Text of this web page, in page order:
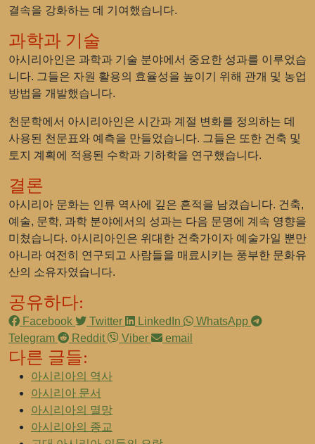
결속을 강화하는 데 기여했습니다.
과학과 기술
아시리아인은 과학과 기술 분야에서 중요한 성과를 이루었습
니다. 그들은 자원 활용의 효율성을 높이기 위해 관개 및 농업
방법을 개발했습니다.
천문학에서 아시리아인은 시간과 계절 변화를 정의하는 데
사용된 천문표와 예측을 만들었습니다. 그들은 또한 건축 및
토지 계획에 적용된 수학과 기하학을 연구했습니다.
결론
아시리아 문화는 인류 역사에 깊은 흔적을 남겼습니다. 건축,
예술, 문학, 과학 분야에서의 성과는 다음 문명에 계속 영향을
미쳤습니다. 아시리아인은 위대한 건축가이자 예술가일 뿐만
아니라 여전히 연구되고 사람들을 매료시키는 풍부한 문화유
산의 소유자였습니다.
공유하다:
Facebook Twitter LinkedIn
WhatsApp
Telegram
Reddit Viber email
다른 글들:
아시리아의 역사
아시리아 문서
아시리아의 멸망
아시리아의 종교